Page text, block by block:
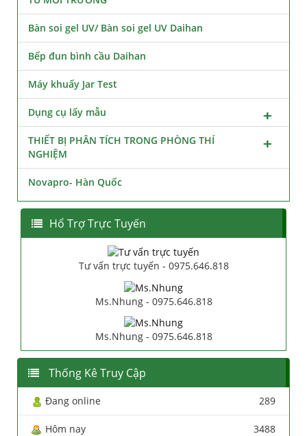
Bàn soi gel UV/ Bàn soi gel UV Daihan
Bếp đun bình cầu Daihan
Máy khuấy Jar Test
Dụng cụ lấy mẫu
THIẾT BỊ PHÂN TÍCH TRONG PHÒNG THÍ
NGHIỆM
Novapro- Hàn Quốc
Hổ Trợ Trực Tuyến
Tư vấn trực tuyến - 0975.646.818
Ms.Nhung - 0975.646.818
Ms.Nhung - 0975.646.818
Thống Kê Truy Cập
Đang online 289
Hôm nay 3488